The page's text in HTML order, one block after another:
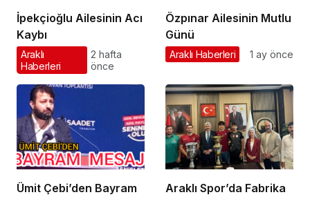
İpekçioğlu Ailesinin Acı
Kaybı
Araklı
Haberleri
2 hafta
önce
Özpınar Ailesinin Mutlu
Günü
Araklı Haberleri 1 ay önce
Ümit Çebi’den Bayram
Araklı Spor’da Fabrika